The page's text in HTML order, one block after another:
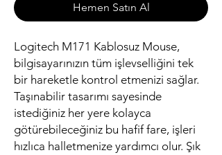
Hemen Satın Al
Logitech M171 Kablosuz Mouse,
bilgisayarınızın tüm işlevselliğini tek
bir hareketle kontrol etmenizi sağlar.
Taşınabilir tasarımı sayesinde
istediğiniz her yere kolayca
götürebileceğiniz bu hafif fare, işleri
hızlıca halletmenize yardımcı olur. Şık